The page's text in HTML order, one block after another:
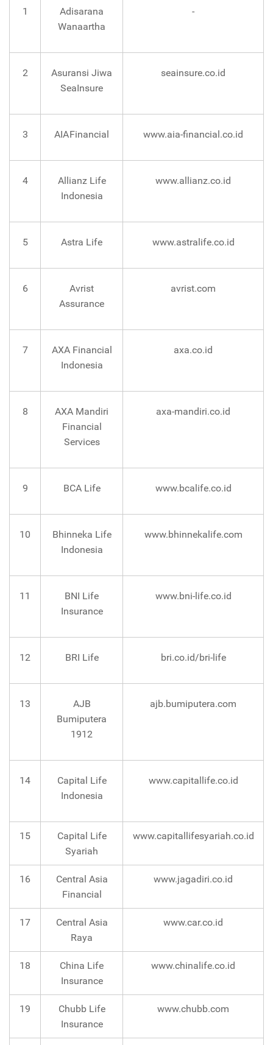
1
Adisarana
Wanaartha
-
2
Asuransi Jiwa
SeaInsure
seainsure.co.id
3 AIA Financial www.aia-financial.co.id
4
Allianz Life
Indonesia
www.allianz.co.id
5 Astra Life www.astralife.co.id
6
Avrist
Assurance
avrist.com
7
AXA Financial
Indonesia
axa.co.id
8
AXA Mandiri
Financial
Services
axa-mandiri.co.id
9 BCA Life www.bcalife.co.id
10
Bhinneka Life
Indonesia
www.bhinnekalife.com
11
BNI Life
Insurance
www.bni-life.co.id
12 BRI Life bri.co.id/bri-life
13
AJB
Bumiputera
1912
ajb.bumiputera.com
14
Capital Life
Indonesia
www.capitallife.co.id
15
Capital Life
Syariah
www.capitallifesyariah.co.id
16
Central Asia
Financial
www.jagadiri.co.id
17
Central Asia
Raya
www.car.co.id
18
China Life
Insurance
www.chinalife.co.id
19
Chubb Life
Insurance
www.chubb.com